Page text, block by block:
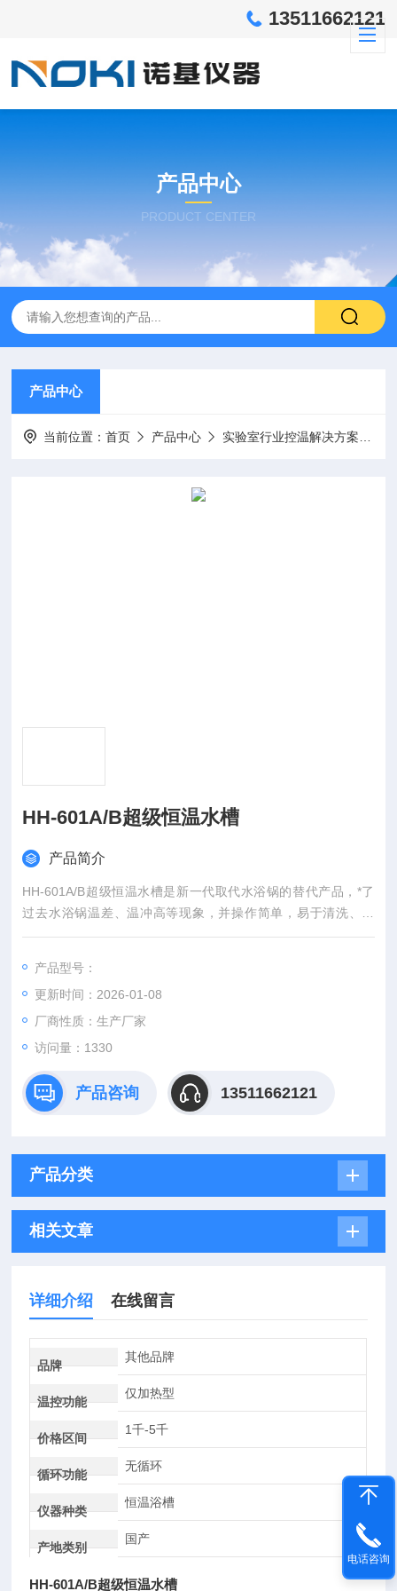
13511662121
产品中心
PRODUCT CENTER
产品中心
当前位置：首页 产品中心 实验室行业控温解决方案
HH-601A/B超级恒温水槽
产品简介
HH-601A/B超级恒温水槽是新一代取代水浴锅的替代产品，*了
过去水浴锅温差、温冲高等现象，并操作简单，易于清洗、保
养，是医疗、化工、生物、科研企事业、实验室、化验室的常规*
产品型号：
更新时间：2026-01-08
厂商性质：生产厂家
访问量：1330
产品咨询 13511662121
产品分类
相关文章
详细介绍 在线留言
品牌
其他品牌
温控功能
仅加热型
价格区间
1千-5千
循环功能
无循环
仪器种类
恒温浴槽
产地类别
国产
HH-601A/B超级恒温水槽
电话咨询